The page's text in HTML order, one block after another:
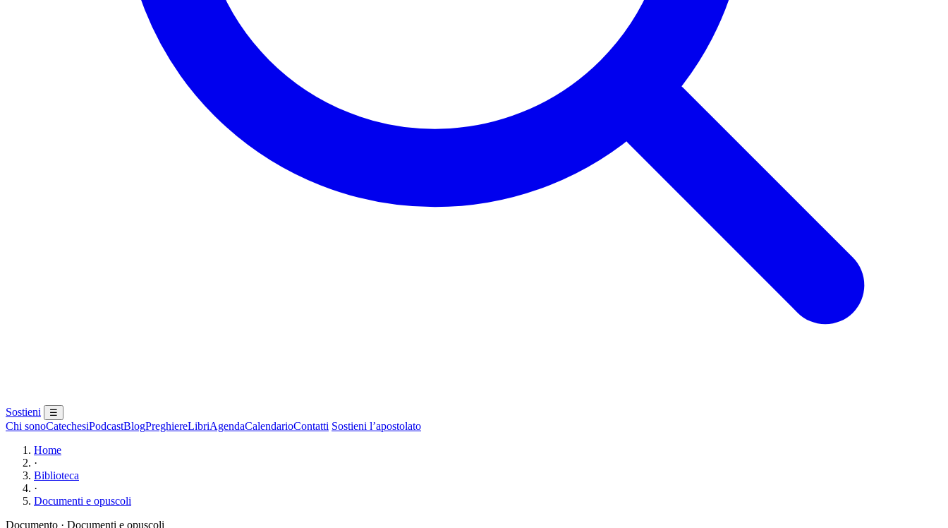
Sostieni ☰
Chi sonoCatechesiPodcastBlogPreghiereLibriAgendaCalendarioContatti Sostieni l’apostolato
Home
·
Biblioteca
·
Documenti e opuscoli
Documento · Documenti e opuscoli